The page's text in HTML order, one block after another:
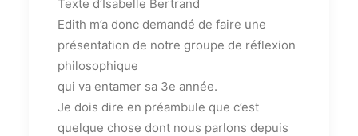
Texte d’Isabelle Bertrand
Edith m’a donc demandé de faire une
présentation de notre groupe de réflexion
philosophique
qui va entamer sa 3e année.
Je dois dire en préambule que c’est
quelque chose dont nous parlons depuis